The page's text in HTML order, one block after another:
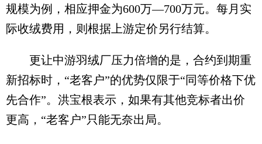
规模为例，相应押金为600万—700万元。每月实
际收绒费用，则根据上游定价另行结算。
更让中游羽绒厂压力倍增的是，合约到期重
新招标时，“老客户”的优势仅限于“同等价格下优
先合作”。洪宝根表示，如果有其他竞标者出价
更高，“老客户”只能无奈出局。